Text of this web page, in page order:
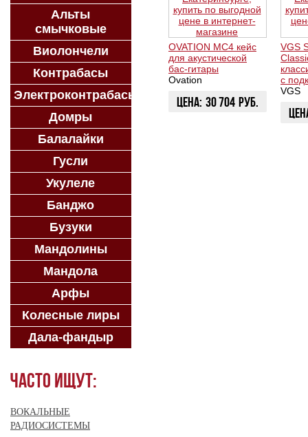
OVATION MC4 кейс
для акустической
бас-гитары
Ovation
Цена: 30 704 руб.
VGS
с
VGS
Альты
смычковые
Виолончели
Контрабасы
Электроконтрабасы
Домры
Балалайки
Гусли
Укулеле
Банджо
Бузуки
Мандолины
Мандола
Арфы
Колесные лиры
Дала-фандыр
Часто ищут:
ВОКАЛЬНЫЕ
РАДИОСИСТЕМЫ